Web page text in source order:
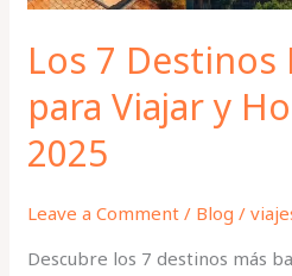
Los 7 Destinos
para Viajar y
2025
Leave a Comment / Blog /
Descubre los 7 destinos más
en
2025